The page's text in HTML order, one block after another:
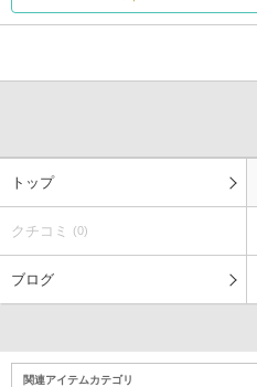
トップ
クチコミ (0)
ブログ
関連アイテムカテゴリ